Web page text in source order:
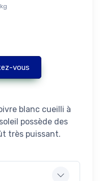
vous
blanc cueilli à
possède des
très puissant.